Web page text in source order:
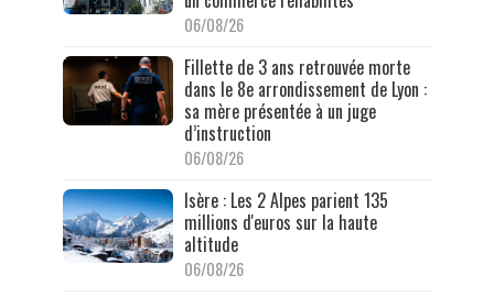
06/08/26
Fillette de 3 ans retrouvée morte
dans le 8e arrondissement de Lyon :
sa mère présentée à un juge
d’instruction
06/08/26
Isère : Les 2 Alpes parient 135
millions d'euros sur la haute
altitude
06/08/26